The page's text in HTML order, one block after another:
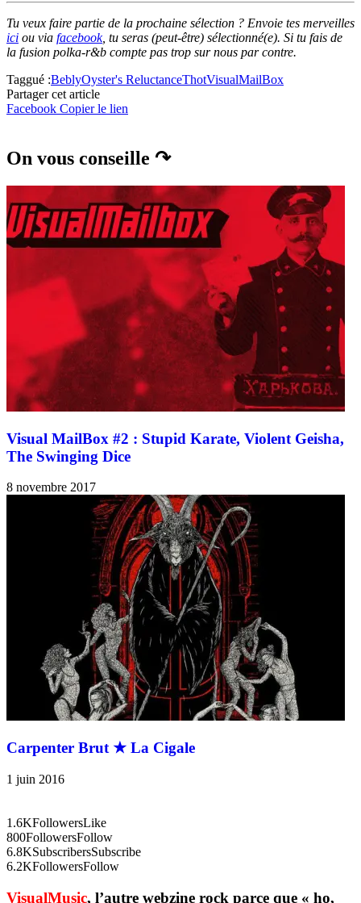
Tu veux faire partie de la prochaine sélection ? Envoie tes merveilles
ici ou via facebook, tu seras (peut-être) sélectionné(e). Si tu fais de
la fusion polka-r&b compte pas trop sur nous par contre.
Taggué :BeblyOyster's ReluctanceThotVisualMailBox
Partager cet article
Facebook Copier le lien
On vous conseille ↷
Visual MailBox #2 : Stupid Karate, Violent Geisha,
The Swinging Dice
8 novembre 2017
Carpenter Brut ★ La Cigale
1 juin 2016
1.6KFollowersLike
800FollowersFollow
6.8KSubscribersSubscribe
6.2KFollowersFollow
VisualMusic, l’autre webzine rock parce que « ho,